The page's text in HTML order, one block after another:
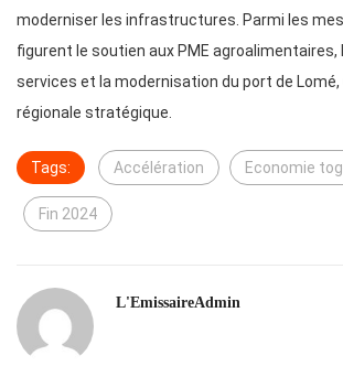
moderniser les infrastructures. Parmi les
figurent le soutien aux PME
services et la modernisation du port de
régionale stratégique.
Tags: Accélération Economie
Fin 2024
L'EmissaireAdmin